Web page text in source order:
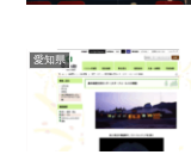
愛知県